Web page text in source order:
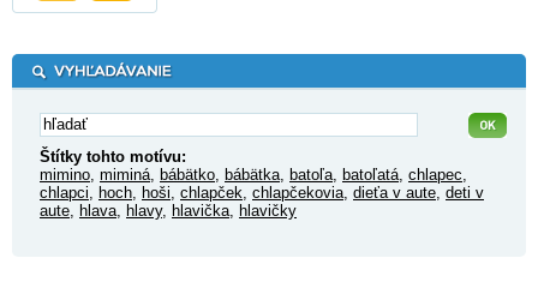
Štítky tohto motívu:
mimino miminá bábätko bábätka batoľa batoľatá chlapec
chlapci hoch hoši chlapček chlapčekovia dieťa v aute deti v
aute hlava hlavy, hlavička hlavičky